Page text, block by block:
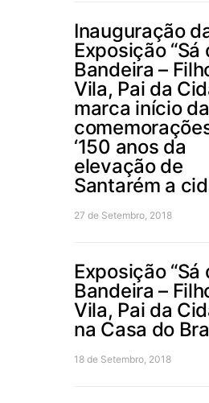
Inauguração
Exposição “Sá
Bandeira –
Vila, Pai da
marca início
‘150 anos da
elevação de
Santarém a
27 de Setembro, 2018
Exposição “Sá
Bandeira –
Vila, Pai da
na Casa do
18 de Setembro, 2018